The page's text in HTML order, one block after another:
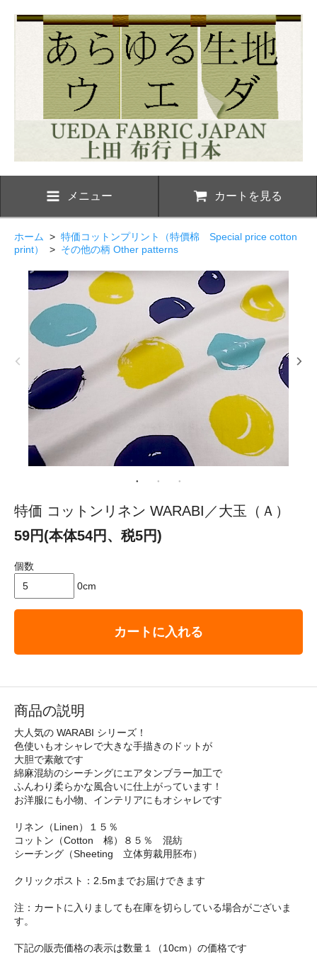
メニュー カートを見る
ホーム > 特価コットンプリント（特價棉 Special price cotton
print）
> その他の柄 Other patterns
特価 コットンリネン WARABI／大玉（Ａ）
59円(本体54円、税5円)
個数
0cm
カートに入れる
商品の説明
大人気の WARABI シリーズ！
色使いもオシャレで大きな手描きのドットが
大胆で素敵です
綿麻混紡のシーチングにエアタンブラー加工で
ふんわり柔らかな風合いに仕上がっています！
お洋服にも小物、インテリアにもオシャレです
リネン（Linen）１５％
コットン（Cotton 棉）８５％ 混紡
シーチング（Sheeting 立体剪裁用胚布）
クリックポスト：2.5mまでお届けできます
注：カートに入りましても在庫を切らしている場合がございま
す。
下記の販売価格の表示は数量１（10cm）の価格です